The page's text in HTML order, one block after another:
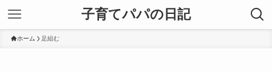
子育てパパの日記
ホーム 足組む